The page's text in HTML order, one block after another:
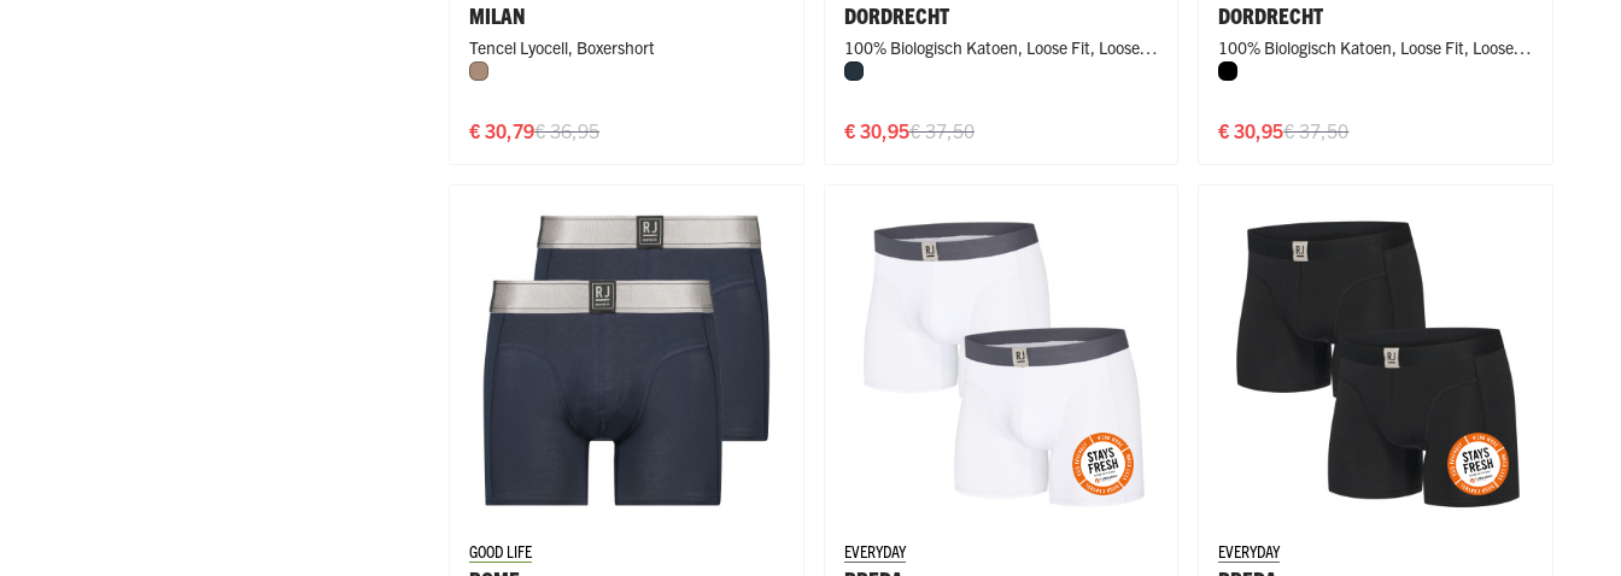
MILAN
Tencel Lyocell, Boxershort
Natural
€ 30,79€ 36,95
DORDRECHT
100% Biologisch Katoen, Loose Fit, Loose
FitNavy
€ 30,95€ 37,50
DORDRECHT
100% Biologisch Katoen, Loose Fit, Loose
FitZwart
€ 30,95€ 37,50
GOOD LIFE EVERYDAY EVERYDAY